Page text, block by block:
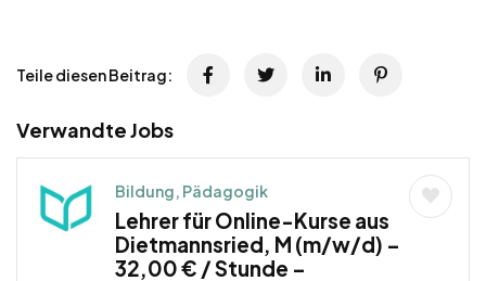
Teile diesen Beitrag:
Verwandte Jobs
Bildung, Pädagogik
Lehrer für Online-Kurse aus
Dietmannsried, M (m/w/d) –
32,00 € / Stunde –